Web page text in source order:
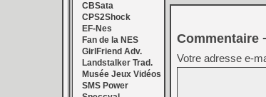
CBSata
CPS2Shock
EF-Nes
Fan de la NES
GirlFriend Adv.
Landstalker Trad.
Musée Jeux Vidéos
SMS Power
Commentaire
Votre adresse e-